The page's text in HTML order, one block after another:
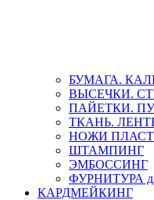
БУМАГА.
ВЫСЕЧКИ.
ПАЙЕТКИ.
ТКАНЬ.
НОЖИ
ШТАМПИНГ
ЭМБОССИНГ
ФУРНИТУРА
КАРДМЕЙКИНГ